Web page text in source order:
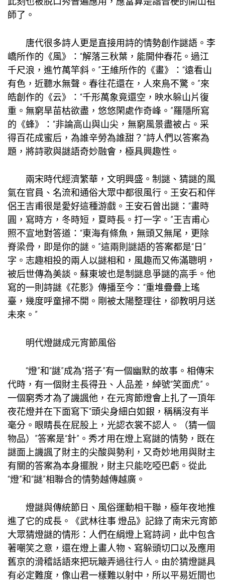
師了。
唐代很多詩人更是直接用詩的情勢創作謎語。李
嶠所作的《風》：“解落三秋葉，能開仲春花。過江
千尺浪，進竹萬竿斜。”王維所作的《畫》：“遠看山
有色，近聽水無聲。春往花還在，人來鳥不驚。”來
皓創作的《云》：“千形萬象竟還空，映水躲山片復
重。無窮旱苗枯欲盡，悠悠閑處作奇峰。”羅隱所寫
的《蜂》：“非論高山與山尖，無窮風景盡被占。采
得百花成蜜后，為誰辛勞為誰甜？”詩人們以答案為
題，將詩歌與謎語奇妙融會，極具興趣性。
兩宋時代經濟繁華，文明興盛。制謎、猜謎的風
氣在官員、名流和通俗大眾中都很風行。王安石和伴
侶王吉甫很是愛好這種游戲。王安石曾出謎：“畫時
圓，寫時方，冬時短，夏時長。打一字。”王吉甫心
照不宣地對答道：“東海有條魚，無頭又無尾，更除
脊梁骨，即是你的謎。”這兩則謎語的答案都是“日”
字。志趣相投的兩人以謎相和，風趣而又佈滿聰明，
被后世傳為美談。蘇東坡也是制謎息爭謎的高手。他
寫的一則詩謎《花影》傳播至今：“重堆疊疊上瑤
臺，幾度呼童掃不開。剛被太陽整理往，卻教明月送
未來。”
明代燈謎成元宵節風俗
“燈”和“謎”成為“搭子”有一個幽默的故事。相傳宋
代時，有一個財主長得丑、人品差，綽號“笑面虎”。
一個窮秀才為了譏諷他，在元宵節燈會上扎了一頂年
夜花燈并在下面寫下“頭尖身細白如銀，稱稱沒有半
毫分。眼睛長在屁股上，光認衣裳不認人。（猜一個
物品）”答案是“針”。秀才用在燈上寫謎的情勢，既在
謎面上譏諷了財主的尖酸與勢利，又奇妙地用與財主
有關的答案為本身擺脫，財主只能吃啞巴虧。從此
“燈”和“謎”相聯合的情勢越傳越廣。
燈謎與傳統節日、風俗運動相干聯，極年夜地推
進了它的成長。《武林往事·燈品》記錄了南宋元宵節
大眾猜燈謎的情形：人們在絹燈上寫詩詞，此中包含
著嘲笑之意，還在燈上畫人物、寫躲頭切口以及應用
舊京的滑稽話語來把玩簸弄過往行人。由於猜燈謎具
有必定難度，像山君一樣難以射中，所以平易近間也